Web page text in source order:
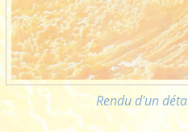
Rendu d'un